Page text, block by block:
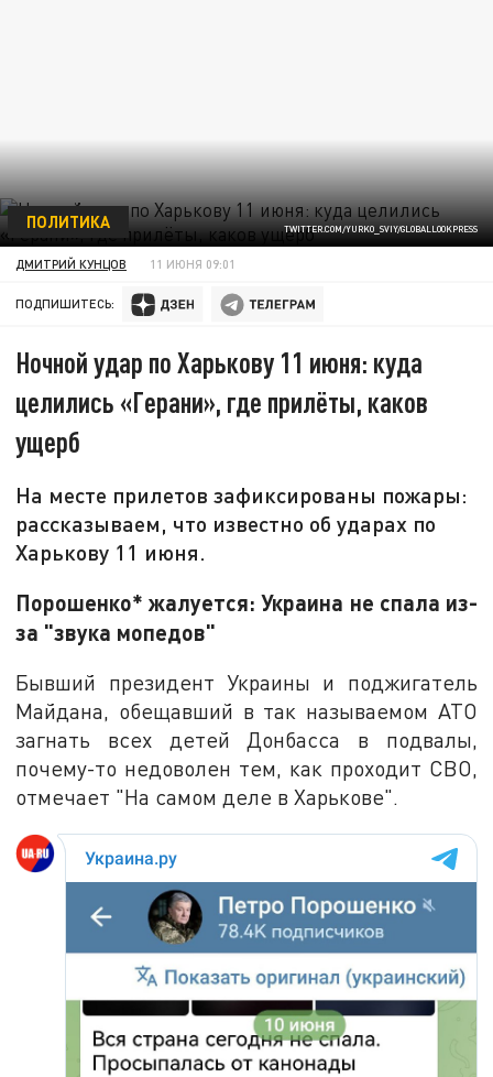
TWITTER.COM/YURKO_SVIY/GLOBALLOOKPRESS
ПОЛИТИКА
ДМИТРИЙ КУНЦОВ 11 ИЮНЯ 09:01
ПОДПИШИТЕСЬ:
Ночной удар по Харькову 11 июня: куда
целились «Герани», где прилёты, каков
ущерб
На месте прилетов зафиксированы пожары:
рассказываем, что известно об ударах по
Харькову 11 июня.
Порошенко* жалуется: Украина не спала из-
за "звука мопедов"
Бывший президент Украины и поджигатель
Майдана, обещавший в так называемом АТО
загнать всех детей Донбасса в подвалы,
почему-то недоволен тем, как проходит СВО,
отмечает "На самом деле в Харькове".